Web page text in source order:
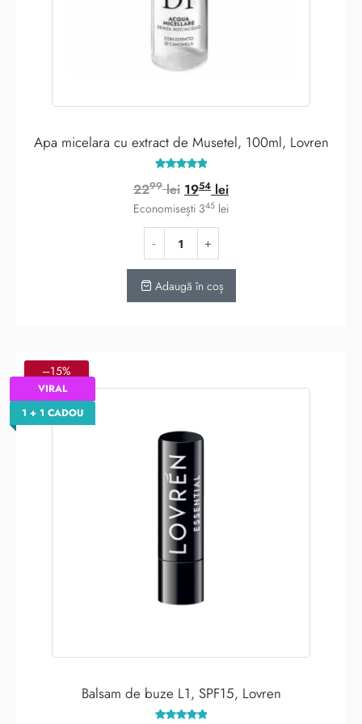
Apa micelara cu extract de Musetel, 100ml, Lovren
5.00
din 5
2299 lei Prețul
inițial
a
fost:
2299 lei.
1954 leiPrețul
curent
Economisești 345 lei
Adaugă în coș
–15%
VIRAL
1 + 1 CADOU
Balsam de buze L1, SPF15, Lovren